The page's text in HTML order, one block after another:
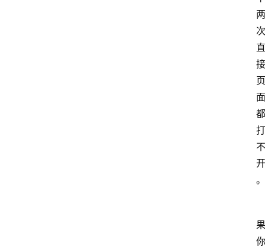
两
次
直
接
页
面
都
打
不
开
。
果
你